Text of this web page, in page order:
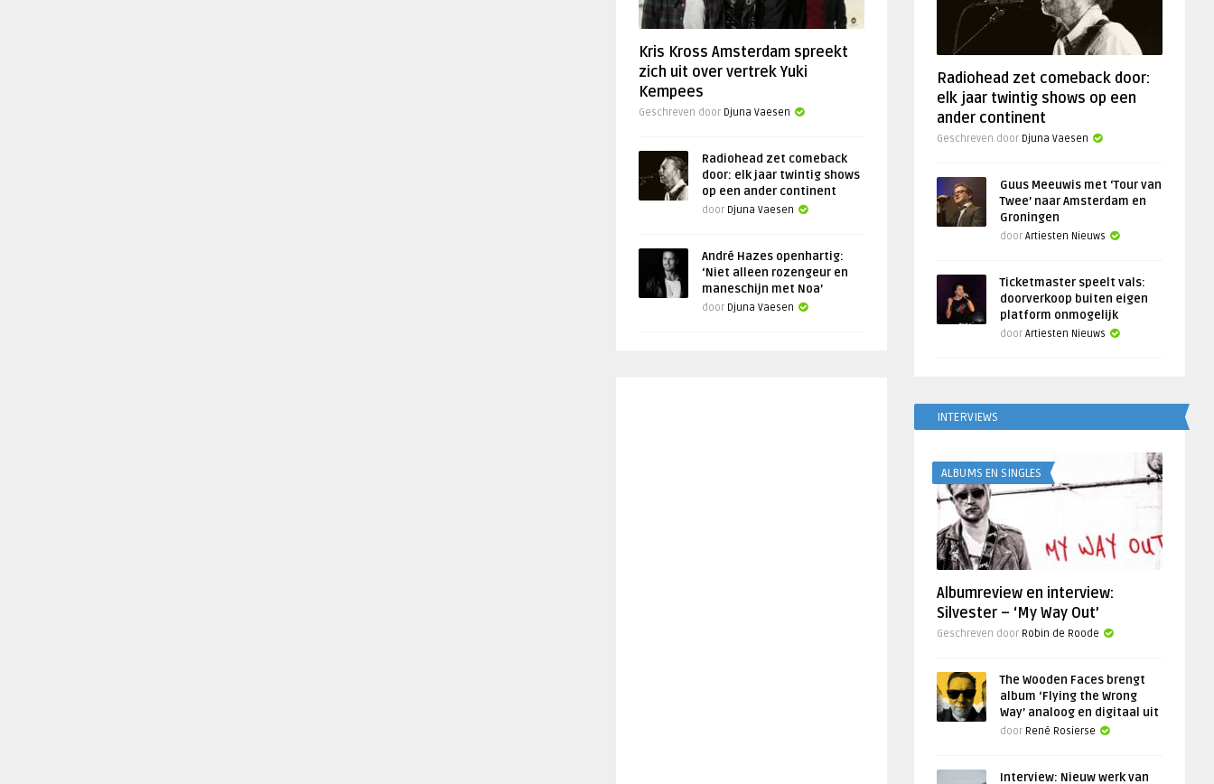
Kris Kross Amsterdam spreekt
zich uit over vertrek Yuki
Kempees
Geschreven door Djuna Vaesen
Radiohead zet comeback
door: elk jaar twintig shows
op een ander continent
door Djuna Vaesen
André Hazes openhartig:
‘Niet alleen rozengeur en
maneschijn met Noa’
door Djuna Vaesen
Radiohead zet comeback door:
elk jaar twintig shows op een
ander continent
Geschreven door Djuna Vaesen
Guus Meeuwis met ‘Tour van
Twee’ naar Amsterdam en
Groningen
door Artiesten Nieuws
Ticketmaster speelt vals:
doorverkoop buiten eigen
platform onmogelijk
door Artiesten Nieuws
INTERVIEWS
ALBUMS EN SINGLES
Albumreview en interview:
Silvester – ‘My Way Out’
Geschreven door Robin de Roode
The Wooden Faces brengt
album ‘Flying the Wrong
Way’ analoog en digitaal uit
door René Rosierse
Interview: Nieuw werk van